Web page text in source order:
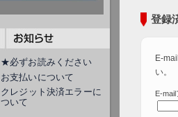
★必ずお読みください
お支払いについて
クレジット決済エラーに
ついて
登録
E-
い。
E-